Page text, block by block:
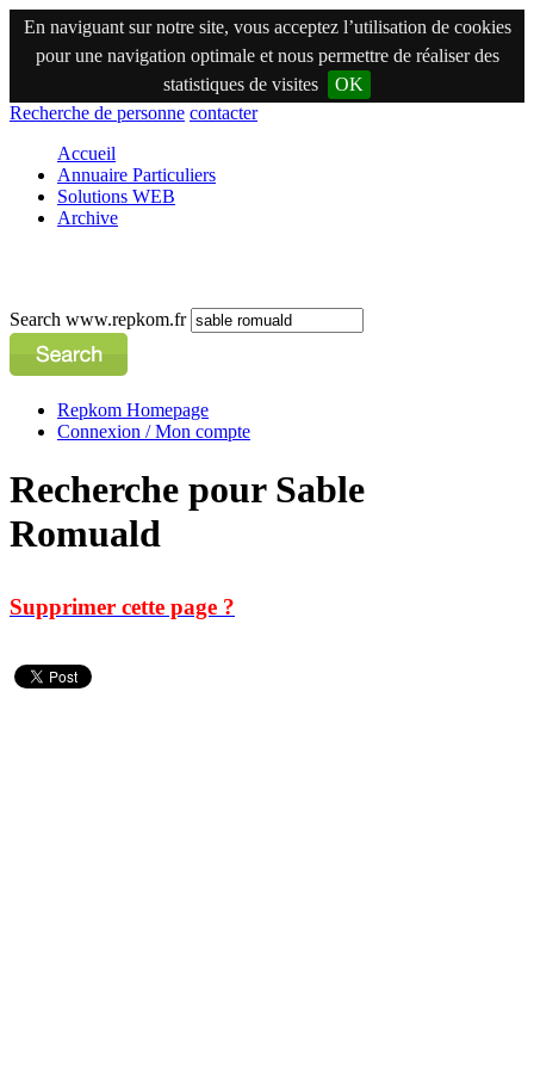
En naviguant sur notre site, vous acceptez l’utilisation de cookies
pour une navigation optimale et nous permettre de réaliser des
statistiques de visites
OK
Recherche de personne contacter
Accueil
Annuaire Particuliers
Solutions WEB
Archive
Search www.repkom.fr
Repkom Homepage
Connexion / Mon compte
Recherche pour Sable
Romuald
Supprimer cette page ?